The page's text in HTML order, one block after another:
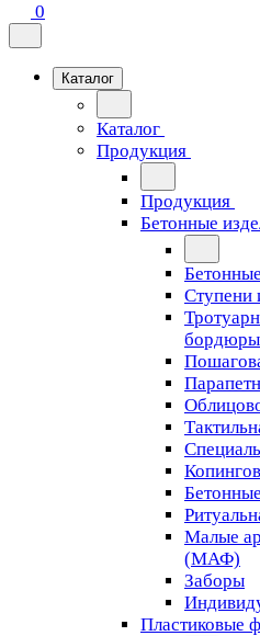
0
Каталог
Каталог
Продукция
Продукция
Бетонные
Ступени
бордюры
Малые
(МАФ)
Заборы
Пластиковые